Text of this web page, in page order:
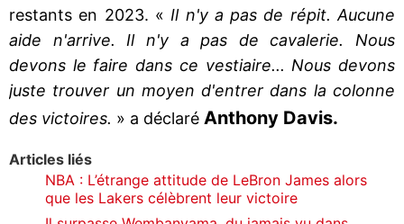
restants en 2023. « Il n'y a pas de répit. Aucune
aide n'arrive. Il n'y a pas de cavalerie. Nous
devons le faire dans ce vestiaire... Nous devons
juste trouver un moyen d'entrer dans la colonne
des victoires. » a déclaré Anthony Davis.
Articles liés
NBA : L’étrange attitude de LeBron James alors
que les Lakers célèbrent leur victoire